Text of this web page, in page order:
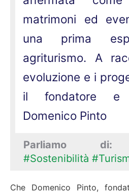
matrimoni ed
una prima
agriturismo. A
evoluzione e i
il fondatore e
Domenico Pinto
Parliamo
#Sostenibilità
Che Domenico Pinto,